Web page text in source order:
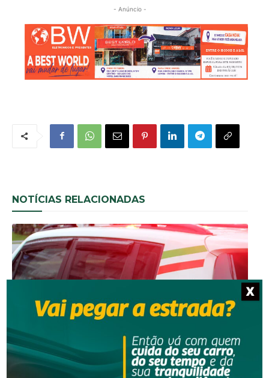
- Anúncio -
NOTÍCIAS RELACIONADAS
Segurança
Mulher contrata casal para faxina e percebe sumiço
de R$ 1 mil em Orleans
X